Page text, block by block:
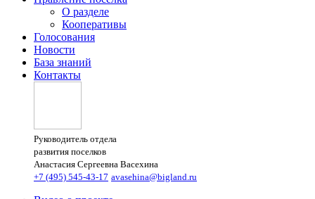
О разделе
Кооперативы
Голосования
Новости
База знаний
Контакты
Руководитель отдела
развития поселков
Анастасия Сергеевна Васехина
+7 (495) 545-43-17 avasehina@bigland.ru